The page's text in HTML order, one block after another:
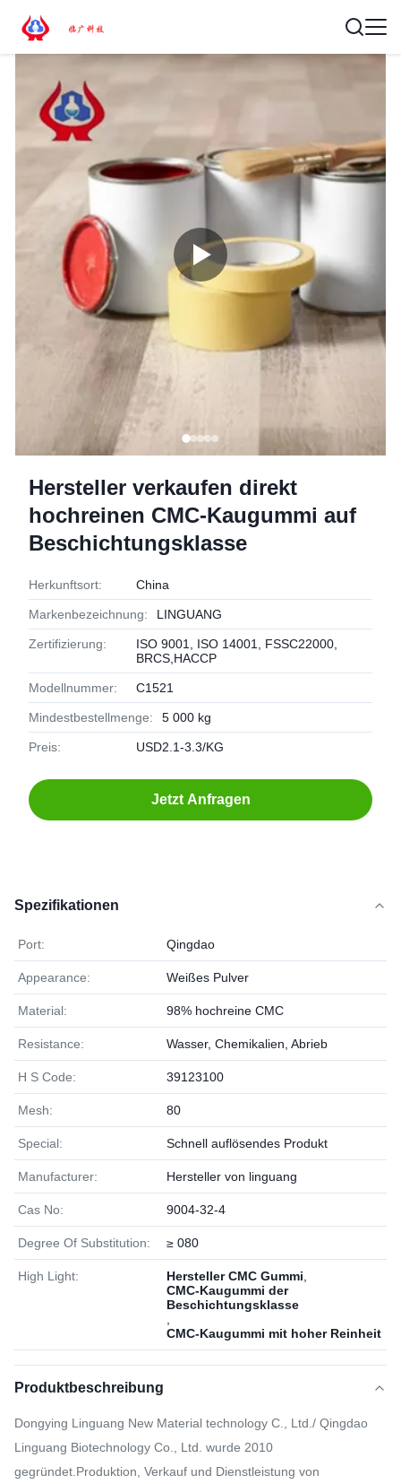
Hersteller verkaufen direkt
hochreinen CMC-Kaugummi auf
Beschichtungsklasse
Herkunftsort: China
Markenbezeichnung: LINGUANG
Zertifizierung:
ISO 9001, ISO 14001, FSSC22000,
BRCS,HACCP
Modellnummer: C1521
Mindestbestellmenge: 5 000 kg
Preis: USD2.1-3.3/KG
Jetzt Anfragen
Spezifikationen
Port: Qingdao
Appearance: Weißes Pulver
Material: 98% hochreine CMC
Resistance: Wasser, Chemikalien, Abrieb
H S Code: 39123100
Mesh: 80
Special: Schnell auflösendes Produkt
Manufacturer: Hersteller von linguang
Cas No: 9004-32-4
Degree Of Substitution: ≥ 080
High Light: Hersteller CMC Gummi
CMC-Kaugummi der
Beschichtungsklasse
CMC-Kaugummi mit hoher Reinheit
Produktbeschreibung
Dongying Linguang New Material technology C., Ltd./ Qingdao
Linguang Biotechnology Co., Ltd. wurde 2010
gegründet.Produktion, Verkauf und Dienstleistung von